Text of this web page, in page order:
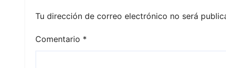
Tu dirección de correo electrónico no será
Comentario *